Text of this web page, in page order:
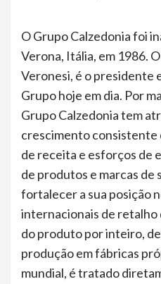
O Grupo Calzedonia foi
Verona, Itália, em 1986.
Veronesi, é o presidente
Grupo hoje em dia. Por
Grupo Calzedonia tem
crescimento consistente
de receita e esforços de
de produtos e marcas de
fortalecer a sua posição
internacionais de retalho
do produto por inteiro,
produção em fábricas
mundial, é tratado